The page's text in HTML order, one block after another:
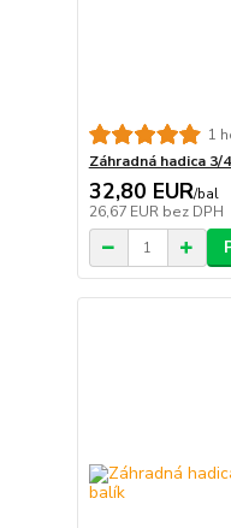
1
Záhradná hadica
32,80 EUR/bal
26,67 EUR bez DPH